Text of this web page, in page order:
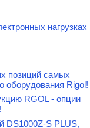
нагрузках
позиций самых
оборудования Rigol!
RGOL - опции
DS1000Z-S PLUS,